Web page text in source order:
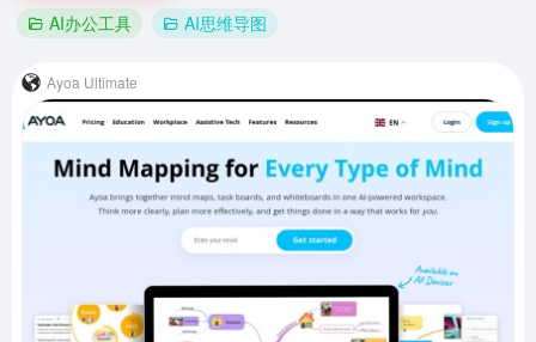
AI办公工具 AI思维导图
Ayoa Ultimate